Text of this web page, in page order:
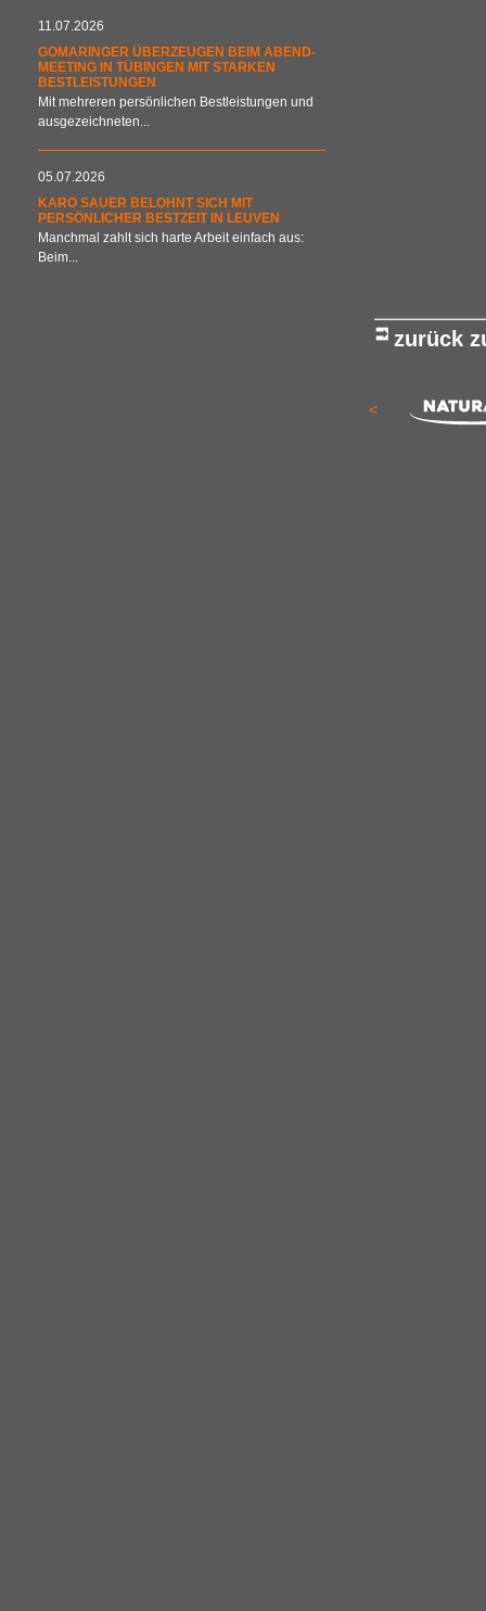
11.07.2026
GOMARINGER ÜBERZEUGEN BEIM ABEND-
MEETING IN TÜBINGEN MIT STARKEN
BESTLEISTUNGEN
Mit mehreren persönlichen Bestleistungen und
ausgezeichneten...
05.07.2026
KARO SAUER BELOHNT SICH MIT
PERSÖNLICHER BESTZEIT IN LEUVEN
Manchmal zahlt sich harte Arbeit einfach aus:
Beim...
zurück
<